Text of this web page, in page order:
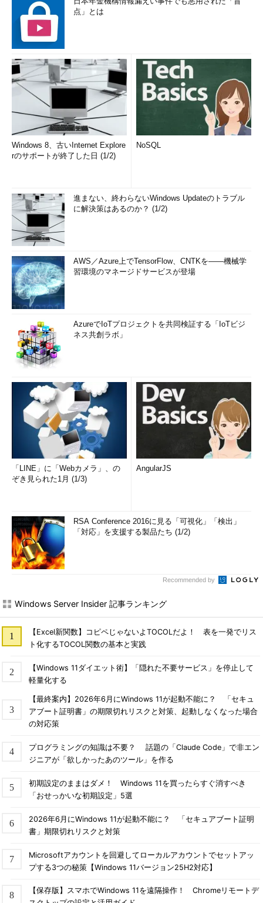
点」とは
Windows 8、古いInternet Explore
rのサポートが終了した日 (1/2)
NoSQL
進まない、終わらないWindows Updateのトラブル
に解決策はあるのか？ (1/2)
AWS／Azure上でTensorFlow、CNTKを――機械学
習環境のマネージドサービスが登場
AzureでIoTプロジェクトを共同検証する「IoTビジ
ネス共創ラボ」
「LINE」に「Webカメラ」、の
ぞき見られた1月 (1/3)
AngularJS
RSA Conference 2016に見る「可視化」「検出」
「対応」を支援する製品たち (1/2)
Recommended by
Windows Server Insider 記事ランキング
【Excel新関数】コピペじゃないよTOCOLだよ！ 表を一発でリス
ト化するTOCOL関数の基本と実践
【Windows 11ダイエット術】「隠れた不要サービス」を停止して
軽量化する
【最終案内】2026年6月にWindows 11が起動不能に？ 「セキュ
アブート証明書」の期限切れリスクと対策、起動しなくなった場合
の対応策
プログラミングの知識は不要？ 話題の「Claude Code」で非エン
ジニアが「欲しかったあのツール」を作る
初期設定のままはダメ！ Windows 11を買ったらすぐ消すべき
「おせっかいな初期設定」5選
2026年6月にWindows 11が起動不能に？ 「セキュアブート証明
書」期限切れリスクと対策
Microsoftアカウントを回避してローカルアカウントでセットアッ
プする3つの秘策【Windows 11バージョン25H2対応】
【保存版】スマホでWindows 11を遠隔操作！ Chromeリモートデ